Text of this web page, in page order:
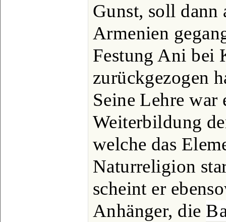
Gunst, soll dann
Armenien
Festung Ani bei
zurückgezogen
Seine Lehre war
Weiterbildung
welche das
Naturreligion
scheint er
Anhänger, die